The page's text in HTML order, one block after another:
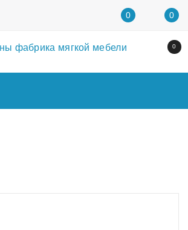
0 0
0